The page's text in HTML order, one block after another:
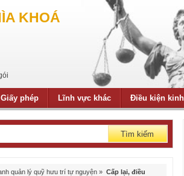
KHOÁ
Giấy phép Lĩnh vực khác Điều kiện
Tìm kiếm
quản lý quỹ hưu trí tự nguyện » Cấp lại, điều